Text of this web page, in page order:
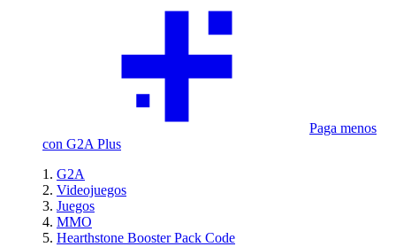
Paga menos
con G2A Plus
G2A
Videojuegos
Juegos
MMO
Hearthstone Booster Pack Code